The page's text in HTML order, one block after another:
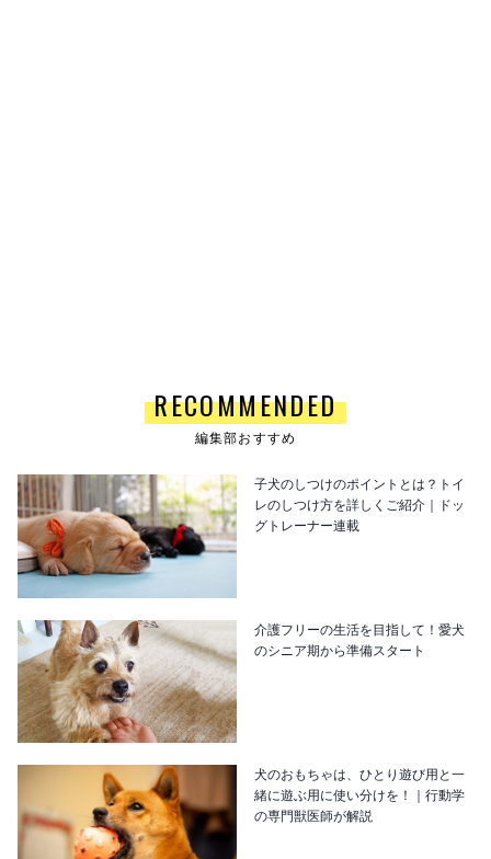
RECOMMENDED
編集部おすすめ
子犬のしつけのポイントとは？トイ
レのしつけ方を詳しくご紹介｜ドッ
グトレーナー連載
介護フリーの生活を目指して！愛犬
のシニア期から準備スタート
犬のおもちゃは、ひとり遊び用と一
緒に遊ぶ用に使い分けを！｜行動学
の専門獣医師が解説